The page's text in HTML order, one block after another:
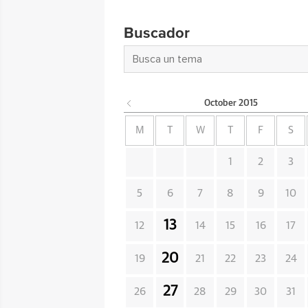
Buscador
October 2015
M W F S
1 2 3
5 6 7 8 9 10
12 13 14 15 16 17
19 20 21 22 23 24
26 27 28 29 30 31